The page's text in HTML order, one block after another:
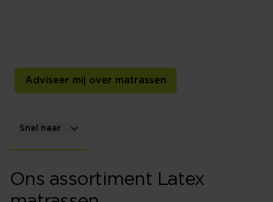
Adviseer mij over matrassen
Snel naar
Ons assortiment Latex